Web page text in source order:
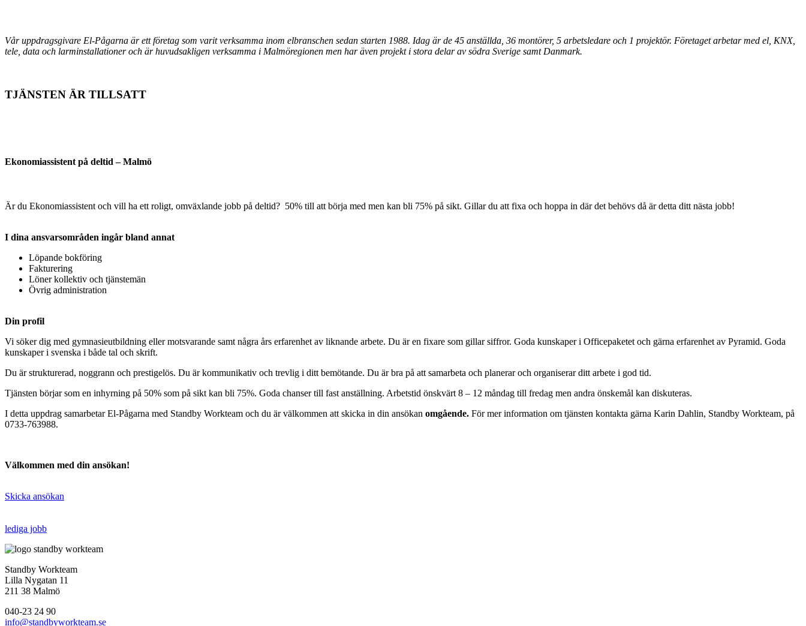
Vår uppdragsgivare El-Pågarna är ett företag som varit verksamma inom elbranschen sedan starten 1988. Idag är de 45 anställda, 36 montörer, 5 arbetsledare och 1 projektör. Företaget arbetar med el, KNX,
tele, data och larminstallationer och är huvudsakligen verksamma i Malmöregionen men har även projekt i stora delar av södra Sverige samt Danmark.
TJÄNSTEN ÄR TILLSATT
Ekonomiassistent på deltid – Malmö
Är du Ekonomiassistent och vill ha ett roligt, omväxlande jobb på deltid? 50% till att börja med men kan bli 75% på sikt. Gillar du att fixa och hoppa in där det behövs då är detta ditt nästa jobb!
I dina ansvarsområden ingår bland annat
Löpande bokföring
Fakturering
Löner kollektiv och tjänstemän
Övrig administration
Din profil
Vi söker dig med gymnasieutbildning eller motsvarande samt några års erfarenhet av liknande arbete. Du är en fixare som gillar siffror. Goda kunskaper i Officepaketet och gärna erfarenhet av Pyramid. Goda
kunskaper i svenska i både tal och skrift.
Du är strukturerad, noggrann och prestigelös. Du är kommunikativ och trevlig i ditt bemötande. Du är bra på att samarbeta och planerar och organiserar ditt arbete i god tid.
Tjänsten börjar som en inhyrning på 50% som på sikt kan bli 75%. Goda chanser till fast anställning. Arbetstid önskvärt 8 – 12 måndag till fredag men andra önskemål kan diskuteras.
I detta uppdrag samarbetar El-Pågarna med Standby Workteam och du är välkommen att skicka in din ansökan omgående. För mer information om tjänsten kontakta gärna Karin Dahlin, Standby Workteam, på
0733-763988.
Välkommen med din ansökan!
Skicka ansökan
lediga jobb
Standby Workteam
Lilla Nygatan 11
211 38 Malmö
040-23 24 90
info@standbyworkteam.se